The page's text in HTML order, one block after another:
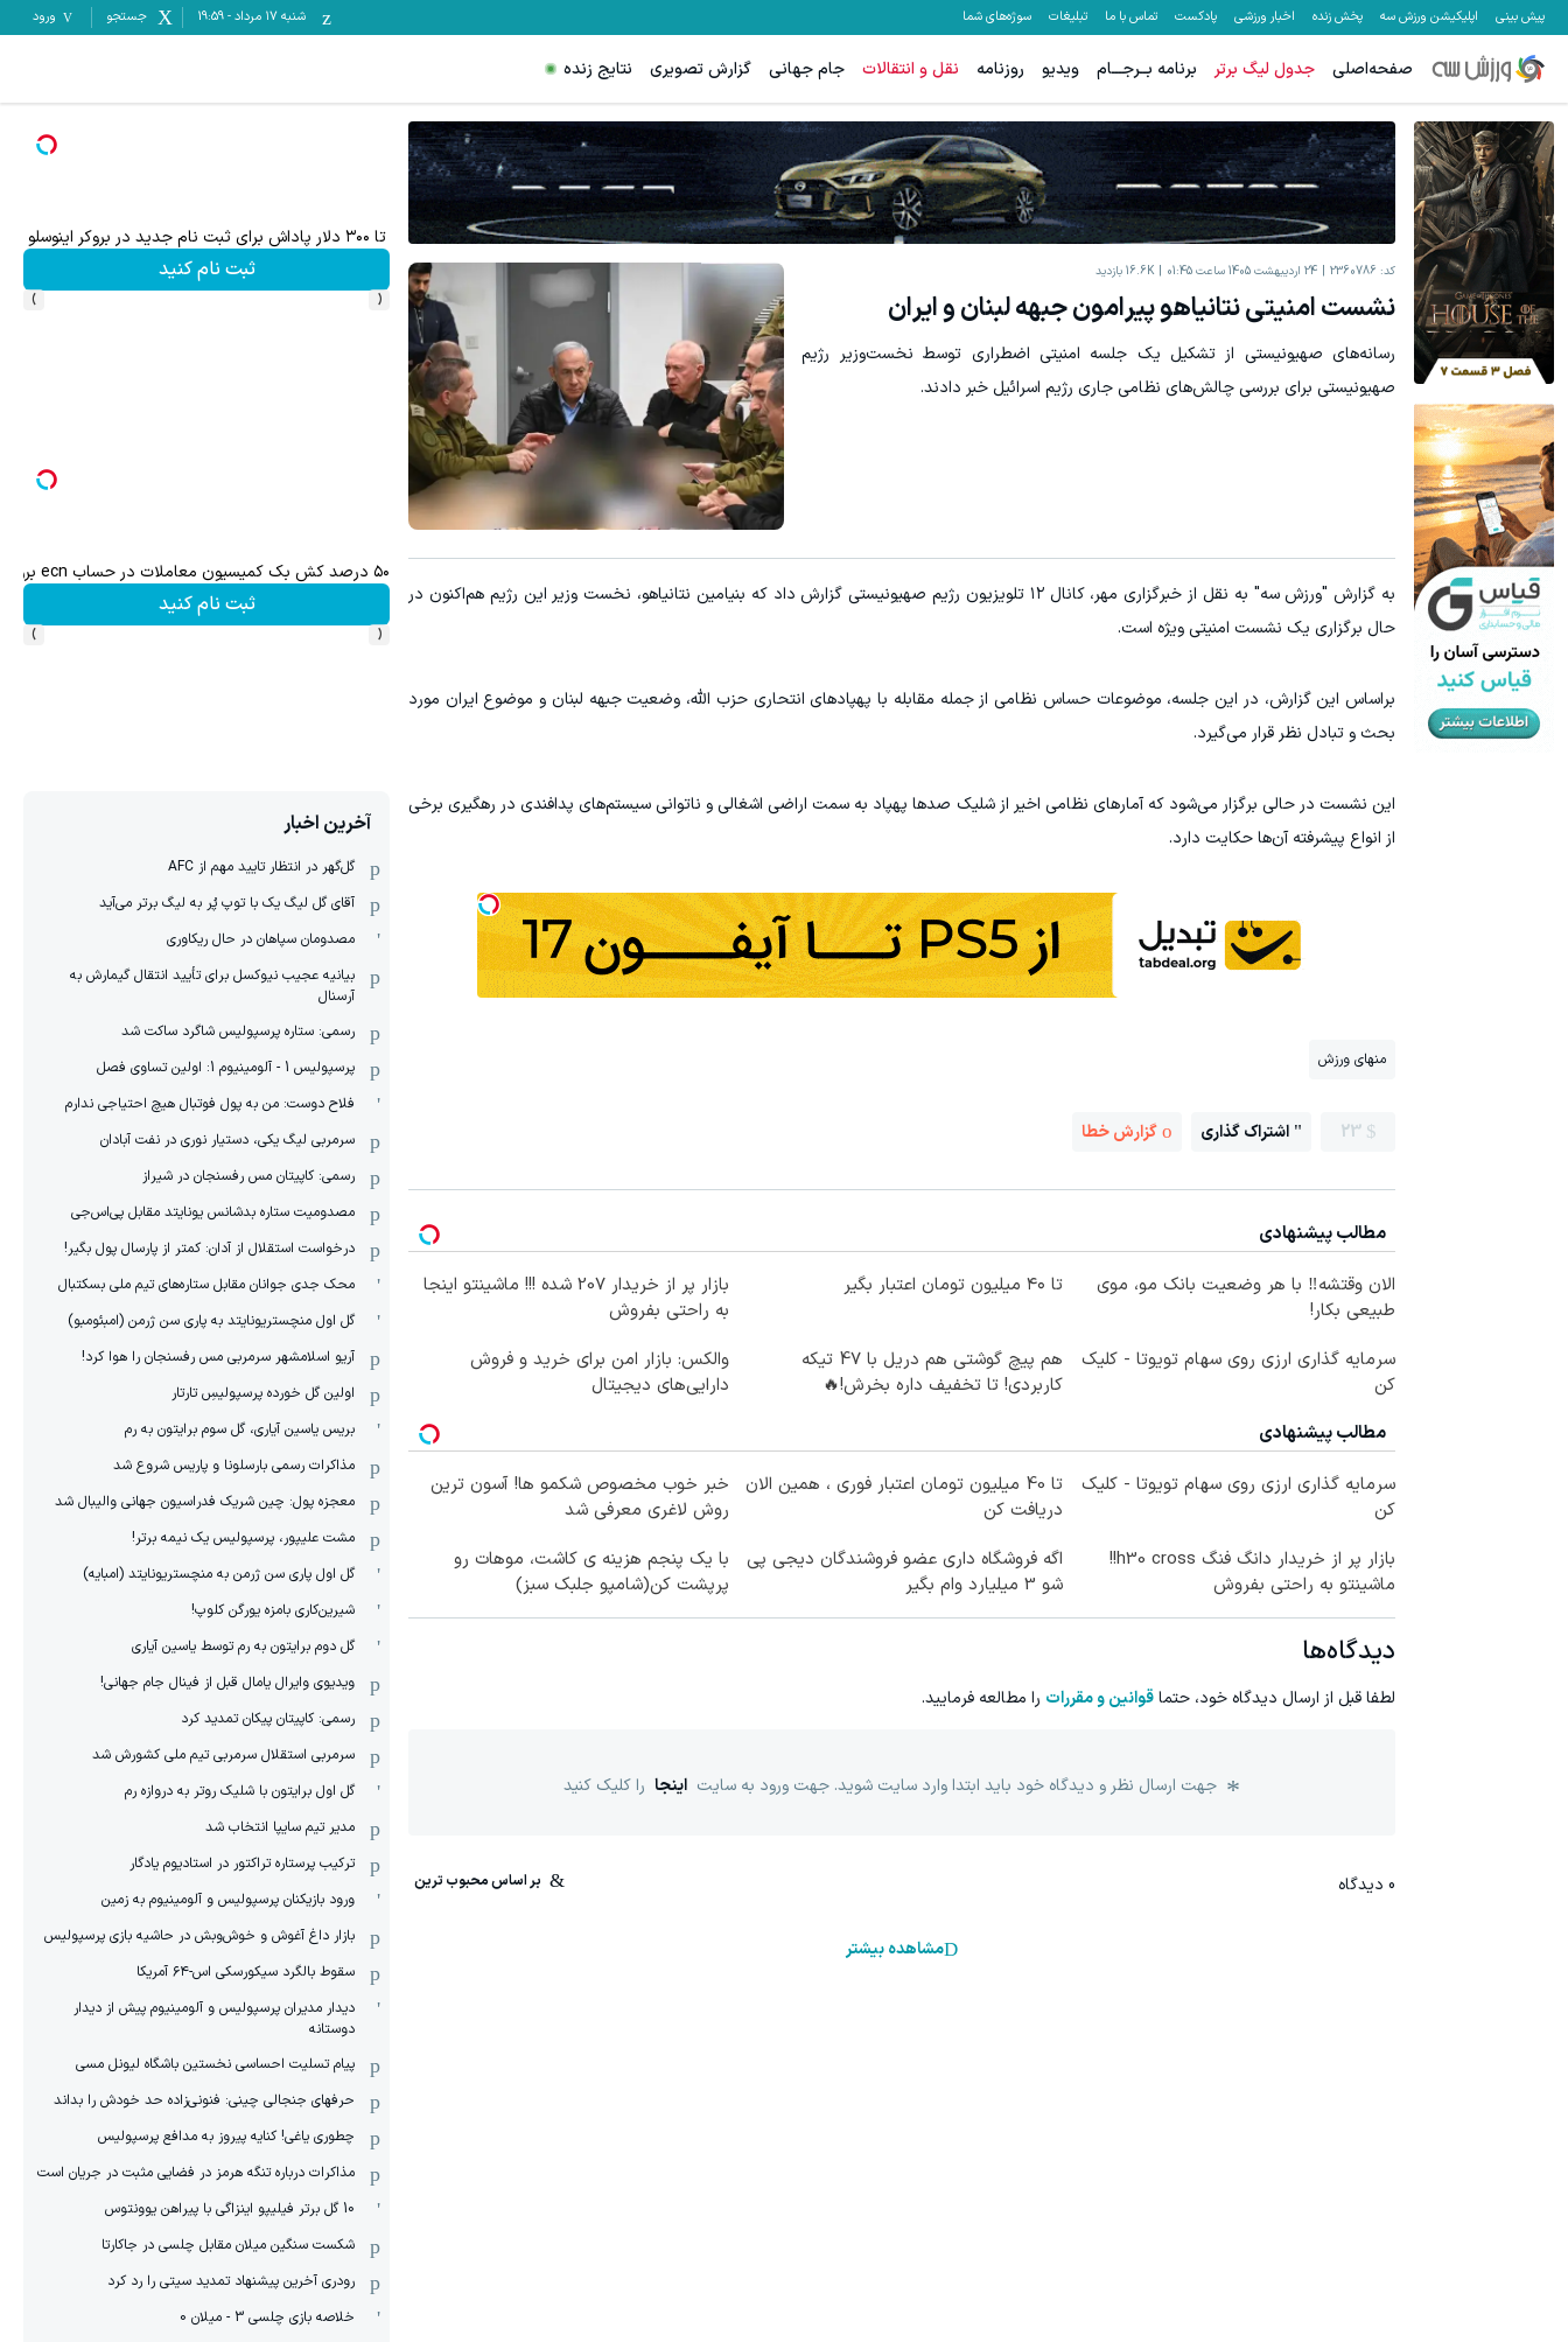
پیش بینی اپلیکیشن ورزش سه پخش زنده اخبار ورزشی پادکست تماس با ما تبلیغات سوژه‌های شما شنبه ۱۷ مرداد -
19:59 جستجو ورود
صفحه‌اصلی جدول لیگ برتر برنامه بــرجـــام ویدیو روزنامه نقل و انتقالات جام جهانی گزارش تصویری نتایج زنده
کد: 2360786 24 اردیبهشت 1405 ساعت 01:45 16.6K بازدید
نشست امنیتی نتانیاهو پیرامون جبهه لبنان و ایران
رسانه‌های صهیونیستی از تشکیل یک جلسه امنیتی اضطراری توسط نخست‌وزیر رژیم
صهیونیستی برای بررسی چالش‌های نظامی جاری رژیم اسرائیل خبر دادند.
به گزارش "ورزش سه" به نقل از خبرگزاری مهر، کانال ۱۲ تلویزیون رژیم صهیونیستی گزارش داد که بنیامین نتانیاهو، نخست وزیر این رژیم هم‌اکنون در
حال برگزاری یک نشست امنیتی ویژه است.
براساس این گزارش، در این جلسه، موضوعات حساس نظامی از جمله مقابله با پهپادهای انتحاری حزب الله، وضعیت جبهه لبنان و موضوع ایران مورد
بحث و تبادل نظر قرار می‌گیرد.
این نشست در حالی برگزار می‌شود که آمارهای نظامی اخیر از شلیک صدها پهپاد به سمت اراضی اشغالی و ناتوانی سیستم‌های پدافندی در رهگیری برخی
از انواع پیشرفته آن‌ها حکایت دارد.
منهای ورزش
23 اشتراک گذاری گزارش خطا
مطالب پیشنهادی
الان وقتشه‼️ با هر وضعیت بانک مو، موی
طبیعی بکار!
تا ۴۰ میلیون تومان اعتبار بگیر
بازار پر از خریدار 207 شده !!! ماشینتو اینجا
به راحتی بفروش
سرمایه گذاری ارزی روی سهام تویوتا - کلیک
کن
هم پیچ گوشتی هم دریل با 47 تیکه
کاربردی! تا تخفیف داره بخرش!🔥
والکس: بازار امن برای خرید و فروش
دارایی‌های دیجیتال
مطالب پیشنهادی
سرمایه گذاری ارزی روی سهام تویوتا - کلیک
کن
تا 40 میلیون تومان اعتبار فوری ، همین الان
دریافت کن
خبر خوب مخصوص شکمو ها! آسون ترین
روش لاغری معرفی شد
بازار پر از خریدار دانگ فنگ h30 cross!!
ماشینتو به راحتی بفروش
اگه فروشگاه داری عضو فروشندگان دیجی پی
شو 3 میلیارد وام بگیر
با یک پنجم هزینه ی کاشت، موهات رو
پرپشت کن(شامپو جلبک سبز)
دیدگاه‌ها
لطفا قبل از ارسال دیدگاه خود، حتماقوانین و مقررات را مطالعه فرمایید.
جهت ارسال نظر و دیدگاه خود باید ابتدا وارد سایت شوید. جهت ورود به سایت اینجا را کلیک کنید
0 دیدگاه
مشاهده بیشتر
میدونستی میتونی از بالا رفتن ارزش سهام گوگل سود کسب کنی؟
ثبت نام کنید
بهتر از این مگه داریم؟ سرمایه گذاری روی سهام مرسدس بنز ترید EURUSD با اسپرد از صفر پیپ
ثبت نام کنید
تا ۳۰۰ دلار پاداش برای ثبت نام جدید در بروکر اینوسلو
ثبت نام کنید
‹
›
۳ دلار پاداش در هر لات معاملاتی در بروکر اینوسلو
ثبت نام کنید کلیک کن!
میدونستی میتونی از بالا رفتن ارزش سهام گوگل سود کسب کنی؟
ثبت نام کنید
۵۰ درصد کش بک کمیسیون معاملات در حساب ecn بروکر اینوسلو
ثبت نام کنید
‹
›
آخرین اخبار
گل‌گهر در انتظار تایید مهم از ‌AFC
آقای گل لیگ یک با توپ پُر به لیگ برتر می‌آید
مصدومان سپاهان در حال ریکاوری
بیانیه عجیب نیوکسل برای تأیید انتقال گیمارش به
آرسنال
رسمی: ستاره پرسپولیس شاگرد ساکت شد
پرسپولیس 1 - آلومینیوم 1: اولین تساوی فصل
فلاح دوست: من به پول فوتبال هیچ احتیاجی ندارم
سرمربی لیگ یکی، دستیار نوری در نفت آبادان
رسمی: کاپیتان مس رفسنجان در شیراز
مصدومیت ستاره بدشانس یونایتد مقابل پی‌اس‌جی
درخواست استقلال از آدان: کمتر از پارسال پول بگیر!
محک جدی ‌جوانان مقابل ستاره‌های تیم ملی بسکتبال
گل اول منچستریونایتد به پاری سن ژرمن (امبئومبو)
آریو اسلامشهر سرمربی مس رفسنجان را هوا کرد!
اولین گل خورده پرسپولیسِ تارتار
بریس یاسین آیاری، گل سوم برایتون به رم
مذاکرات رسمی بارسلونا و پاریس شروع شد
معجزه پول: چین شریک فدراسیون جهانی والیبال شد
مشت علیپور، پرسپولیس یک نیمه برتر!
گل اول پاری سن ژرمن به منچستریونایتد (امبایه)
شیرین‌کاری بامزه یورگن کلوپ!
گل دوم برایتون به رم توسط یاسین آیاری
ویدیوی وایرال یامال قبل از فینال جام جهانی!
رسمی: کاپیتان پیکان تمدید کرد
سرمربی استقلال سرمربی تیم ملی کشورش شد
گل اول برایتون با شلیک روتر به دروازه رم
مدیر تیم سایپا انتخاب شد
ترکیب پرستاره تراکتور در استادیوم یادگار
ورود بازیکنان پرسپولیس و آلومینیوم به زمین
بازار داغ آغوش و خوش‌و‌بش در حاشیه بازی پرسپولیس
سقوط بالگرد سیکورسکی اس-۶۴ آمریکا
دیدار مدیران پرسپولیس و آلومینیوم پیش از دیدار
دوستانه
پیام تسلیت احساسی نخستین باشگاه لیونل مسی
حرفهای جنجالی چینی: فنونی‌زاده حد خودش را بداند
چطوری یاغی! کنایه پیروز به مدافع پرسپولیس
مذاکرات درباره تنگه هرمز در فضایی مثبت در جریان است
10 گل برتر فیلیپو اینزاگی با پیراهن یوونتوس
شکست سنگین میلان مقابل چلسی در جاکارتا
رودری آخرین پیشنهاد تمدید سیتی را رد کرد
خلاصه بازی چلسی 3 - میلان 0